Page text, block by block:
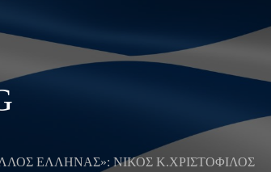
ΕΛΛΗΝΑΣ»: ΝΙΚΟΣ Κ.ΧΡΙΣΤΟΦΙΛΟΣ